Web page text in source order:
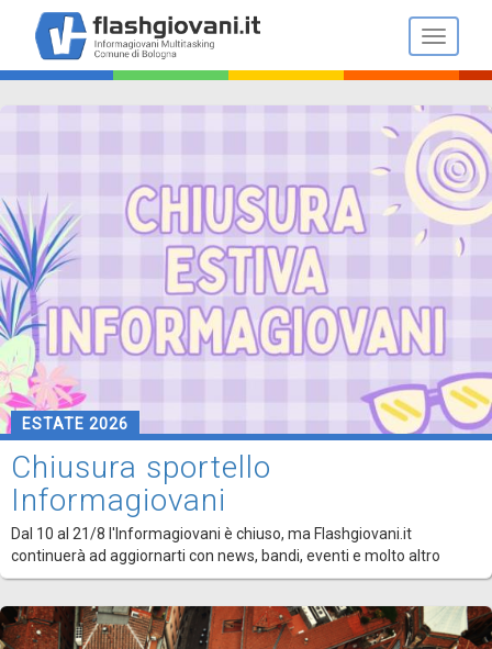
contenuto
principale
Toggle
ESTATE 2026
Chiusura sportello
Informagiovani
Dal 10 al 21/8 l'Informagiovani è chiuso, ma Flashgiovani.it
continuerà ad aggiornarti con news, bandi, eventi e molto altro